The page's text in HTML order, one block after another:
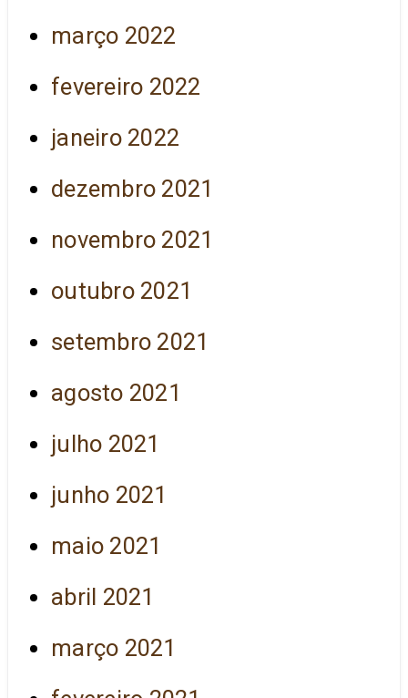
março 2022
fevereiro 2022
janeiro 2022
dezembro 2021
novembro 2021
outubro 2021
setembro 2021
agosto 2021
julho 2021
junho 2021
maio 2021
abril 2021
março 2021